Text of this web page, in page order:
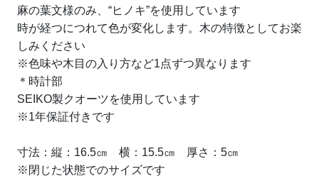
麻の葉文様のみ、“ヒノキ”を使用しています
時が経つにつれて色が変化します。木の特徴としてお楽
しみください
※色味や木目の入り方など1点ずつ異なります
＊時計部
SEIKO製クオーツを使用しています
※1年保証付きです
寸法：縦：16.5㎝ 横：15.5㎝ 厚さ：5㎝
※閉じた状態でのサイズです